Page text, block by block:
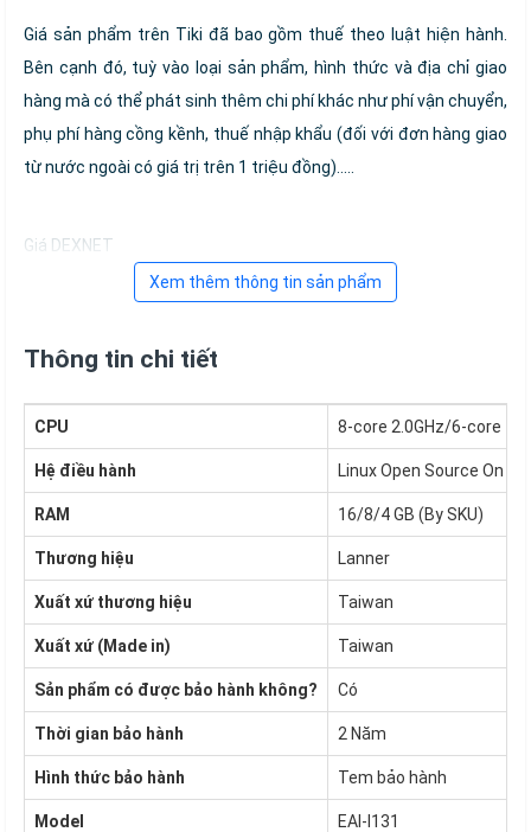
Giá sản phẩm trên Tiki đã bao gồm thuế theo luật hiện hành.
Bên cạnh đó, tuỳ vào loại sản phẩm, hình thức và địa chỉ giao
hàng mà có thể phát sinh thêm chi phí khác như phí vận chuyển,
phụ phí hàng cồng kềnh, thuế nhập khẩu (đối với đơn hàng giao
từ nước ngoài có giá trị trên 1 triệu đồng).....
Giá DEXNET
Xem thêm thông tin sản phẩm
Thông tin chi tiết
CPU 8-core 2.0GHz/6-core
Hệ điều hành Linux Open Source On
RAM 16/8/4 GB (By SKU)
Thương hiệu Lanner
Xuất xứ thương hiệu Taiwan
Xuất xứ (Made in) Taiwan
Sản phẩm có được bảo hành không? Có
Thời gian bảo hành 2 Năm
Hình thức bảo hành Tem bảo hành
Model EAI-I131